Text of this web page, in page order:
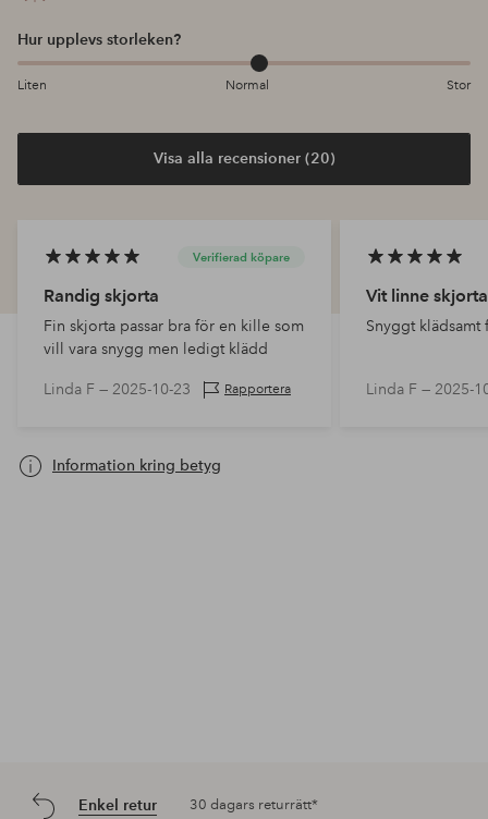
Hur upplevs storleken?
Liten Normal Stor
Visa alla recensioner (20)
Verifierad köpare
Randig skjorta
Fin skjorta passar bra för en kille som
vill vara snygg men ledigt klädd
Linda F — 2025-10-23 Rapportera
Vit linne skjorta
Snyggt klädsamt
Linda F — 2025-
Information kring betyg
Enkel retur 30 dagars returrätt*